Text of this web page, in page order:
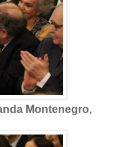
Montenegro,